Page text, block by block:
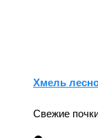
Хмель
Свежие